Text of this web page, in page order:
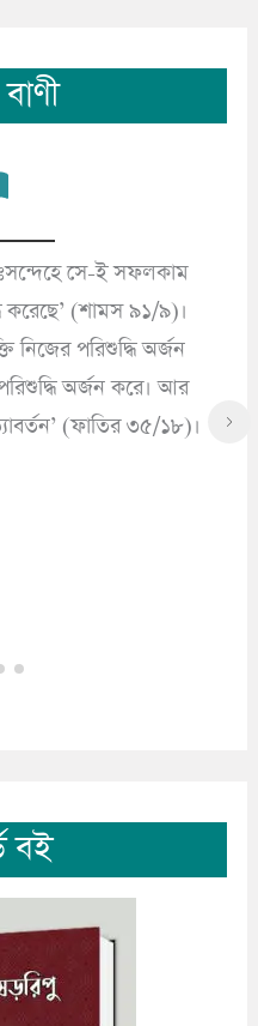
সে-ই সফলকাম
করেছে’ (শামস ৯১/৯)।
নিজের পরিশুদ্ধি অর্জন
অর্জন করে। আর
(ফাতির ৩৫/১৮)।
বই